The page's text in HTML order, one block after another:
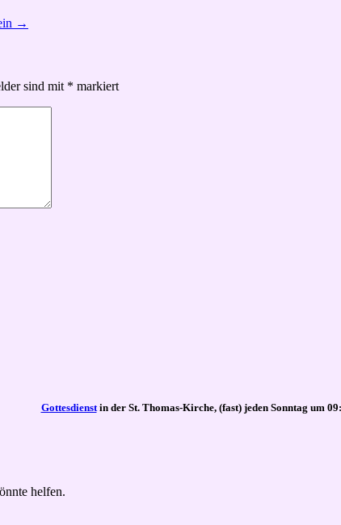
→
sind mit * markiert
Gottesdienstin der St. Thomas-Kirche, (fast) jeden Sonntag um
helfen.